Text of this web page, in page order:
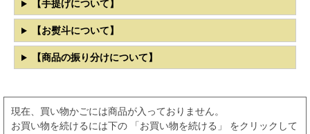
【手提げについて】
【お熨斗について】
【商品の振り分けについて】
現在、買い物かごには商品が入っておりません。
お買い物を続けるには下の 「お買い物を続ける」 をクリックして